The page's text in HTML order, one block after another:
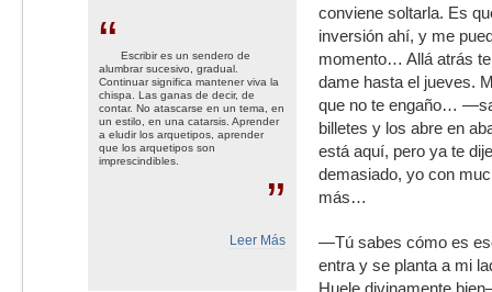
“ Escribir es un sendero de
alumbrar sucesivo, gradual.
Continuar significa mantener viva la
chispa. Las ganas de decir, de
contar. No atascarse en un tema, en
un estilo, en una catarsis. Aprender
a eludir los arquetipos, aprender
que los arquetipos son
imprescindibles.
”
Leer Más
conviene soltarla. Es
inversión ahí, y me
momento… Allá atrás
dame hasta el jueves.
que no te engaño…
billetes y los abre en
está aquí, pero ya te
demasiado, yo con
más…
—Tú sabes cómo es
entra y se planta a mi
Huele divinamente